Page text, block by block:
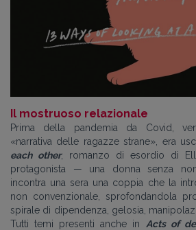
Il mostruoso relazionale
Prima della pandemia da Covid,
«narrativa delle ragazze strane», era
each other, romanzo di esordio di
protagonista — una donna senza
incontra una sera una coppia che la
non convenzionale, sprofondandola
spirale di dipendenza, gelosia,
Tutti temi presenti anche in Acts of